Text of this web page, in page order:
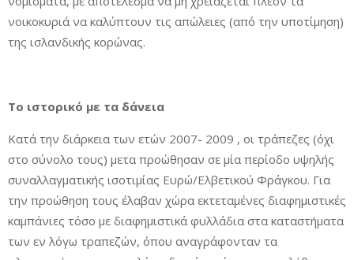
νοικοκυριά να καλύπτουν τις απώλειες (από την υποτίμηση)
της ισλανδικής κορώνας.
Το ιστορικό με τα δάνεια
Κατά την διάρκεια των ετών 2007- 2009 , οι τράπεζες (όχι
στο σύνολο τους) μετα προώθησαν σε μία περίοδο υψηλής
συναλλαγματικής ισοτιμίας Ευρώ/Ελβετικού Φράγκου. Για
την προώθηση τους έλαβαν χώρα εκτεταμένες διαφημιστικές
καμπάνιες τόσο με διαφημιστικά φυλλάδια στα καταστήματα
των εν λόγω τραπεζών, όπου αναγράφονταν τα